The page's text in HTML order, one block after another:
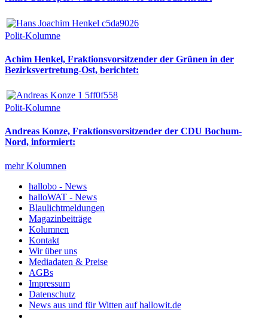
Polit-Kolumne
Achim Henkel, Fraktionsvorsitzender der Grünen in der
Bezirksvertretung-Ost, berichtet:
Polit-Kolumne
Andreas Konze, Fraktionsvorsitzender der CDU Bochum-
Nord, informiert:
mehr Kolumnen
hallobo - News
halloWAT - News
Blaulichtmeldungen
Magazinbeiträge
Kolumnen
Kontakt
Wir über uns
Mediadaten & Preise
AGBs
Impressum
Datenschutz
News aus und für Witten auf hallowit.de